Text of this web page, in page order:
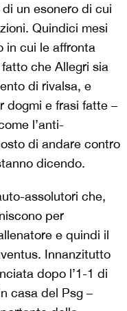
un esonero di cui
Quindici mesi
in cui le affronta
che Allegri sia
di rivalsa, e
dogmi e frasi fatte –
l’anti-
di andare contro
dicendo.
assolutori che,
per
e quindi il
Innanzitutto
dopo l’1-1 di
casa del Psg –